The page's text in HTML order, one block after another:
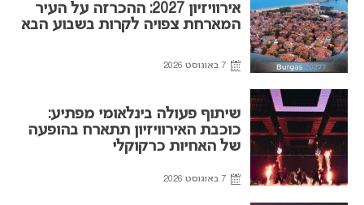
אירוויזיון 2027: ההכרזה על העיר
המארחת צפויה לקרות בשבוע הבא
7 באוגוסט 2026
שיתוף פעולה בינלאומי מפתיע:
כוכבת האירוויזיון תתארח בהופעה
של האחיות כרקוקלי
7 באוגוסט 2026